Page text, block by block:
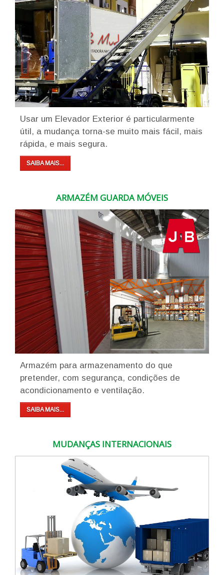
Usar um Elevador Exterior é particularmente
útil, a mudança torna-se muito mais fácil, mais
rápida, e mais segura.
SAIBA MAIS...
ARMAZÉM GUARDA MÓVEIS
Armazém para armazenamento do que
pretender, com segurança, condições de
acondicionamento e ventilação.
SAIBA MAIS...
MUDANÇAS INTERNACIONAIS